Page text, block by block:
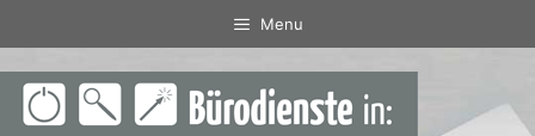
Inhalt
springen
Menu